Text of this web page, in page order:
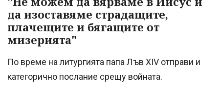
да изоставяме страдащите,
плачещите и бягащите от
мизерията"
По време на литургията папа Лъв XIV отправи и
категорично послание срещу войната.